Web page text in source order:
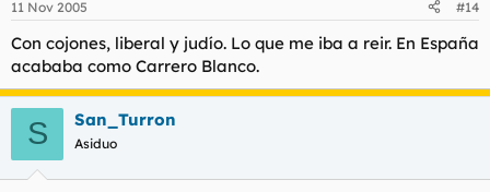
11 Nov 2005 #14
Con cojones, liberal y judío. Lo que me iba a reir. En España
acababa como Carrero Blanco.
S San_Turron
Asiduo